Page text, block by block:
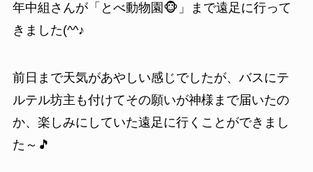
年中組さんが「とべ動物園🐵」まで遠足に行って
きました(^^♪
前日まで天気があやしい感じでしたが、バスにテ
ルテル坊主も付けてその願いが神様まで届いたの
か、楽しみにしていた遠足に行くことができまし
た～🎵